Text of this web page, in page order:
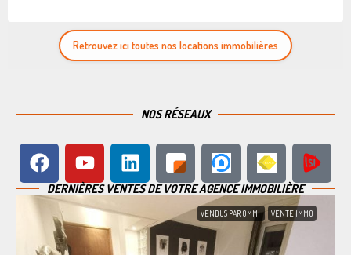
Retrouvez ici toutes nos locations immobilières
NOS RÉSEAUX
DERNIÈRES VENTES DE VOTRE AGENCE IMMOBILIÈRE
VENDUS PAR OMMI VENTE IMMO